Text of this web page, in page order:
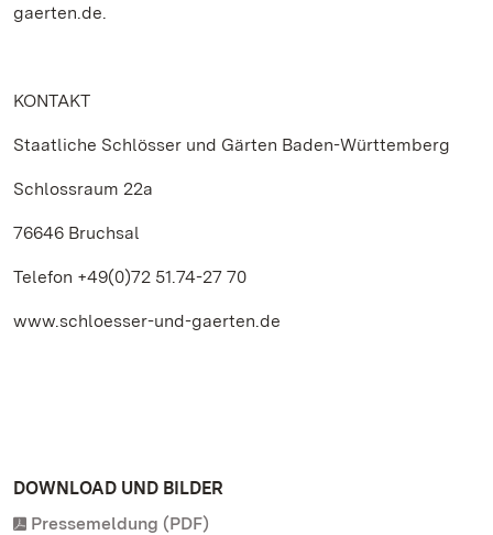
gaerten.de.
KONTAKT
Staatliche Schlösser und Gärten Baden-Württemberg
Schlossraum 22a
76646 Bruchsal
Telefon +49(0)72 51.74-27 70
www.schloesser-und-gaerten.de
DOWNLOAD UND BILDER
Pressemeldung (PDF)